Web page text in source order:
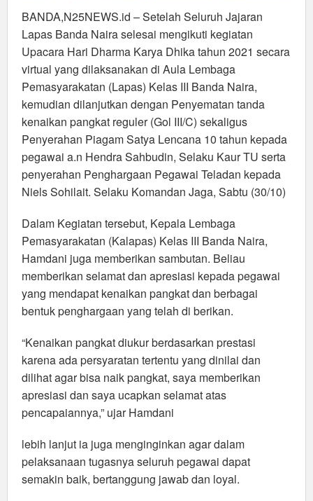
BANDA,N25NEWS.id – Setelah Seluruh Jajaran
Lapas Banda Naira selesai mengikuti kegiatan
Upacara Hari Dharma Karya Dhika tahun 2021 secara
virtual yang dilaksanakan di Aula Lembaga
Pemasyarakatan (Lapas) Kelas III Banda Naira,
kemudian dilanjutkan dengan Penyematan tanda
kenaikan pangkat reguler (Gol III/C) sekaligus
Penyerahan Piagam Satya Lencana 10 tahun kepada
pegawai a.n Hendra Sahbudin, Selaku Kaur TU serta
penyerahan Penghargaan Pegawai Teladan kepada
Niels Sohilait. Selaku Komandan Jaga, Sabtu (30/10)
Dalam Kegiatan tersebut, Kepala Lembaga
Pemasyarakatan (Kalapas) Kelas III Banda Naira,
Hamdani juga memberikan sambutan. Beliau
memberikan selamat dan apresiasi kepada pegawai
yang mendapat kenaikan pangkat dan berbagai
bentuk penghargaan yang telah di berikan.
“Kenaikan pangkat diukur berdasarkan prestasi
karena ada persyaratan tertentu yang dinilai dan
dilihat agar bisa naik pangkat, saya memberikan
apresiasi dan saya ucapkan selamat atas
pencapaiannya,” ujar Hamdani
lebih lanjut ia juga menginginkan agar dalam
pelaksanaan tugasnya seluruh pegawai dapat
semakin baik, bertanggung jawab dan loyal.